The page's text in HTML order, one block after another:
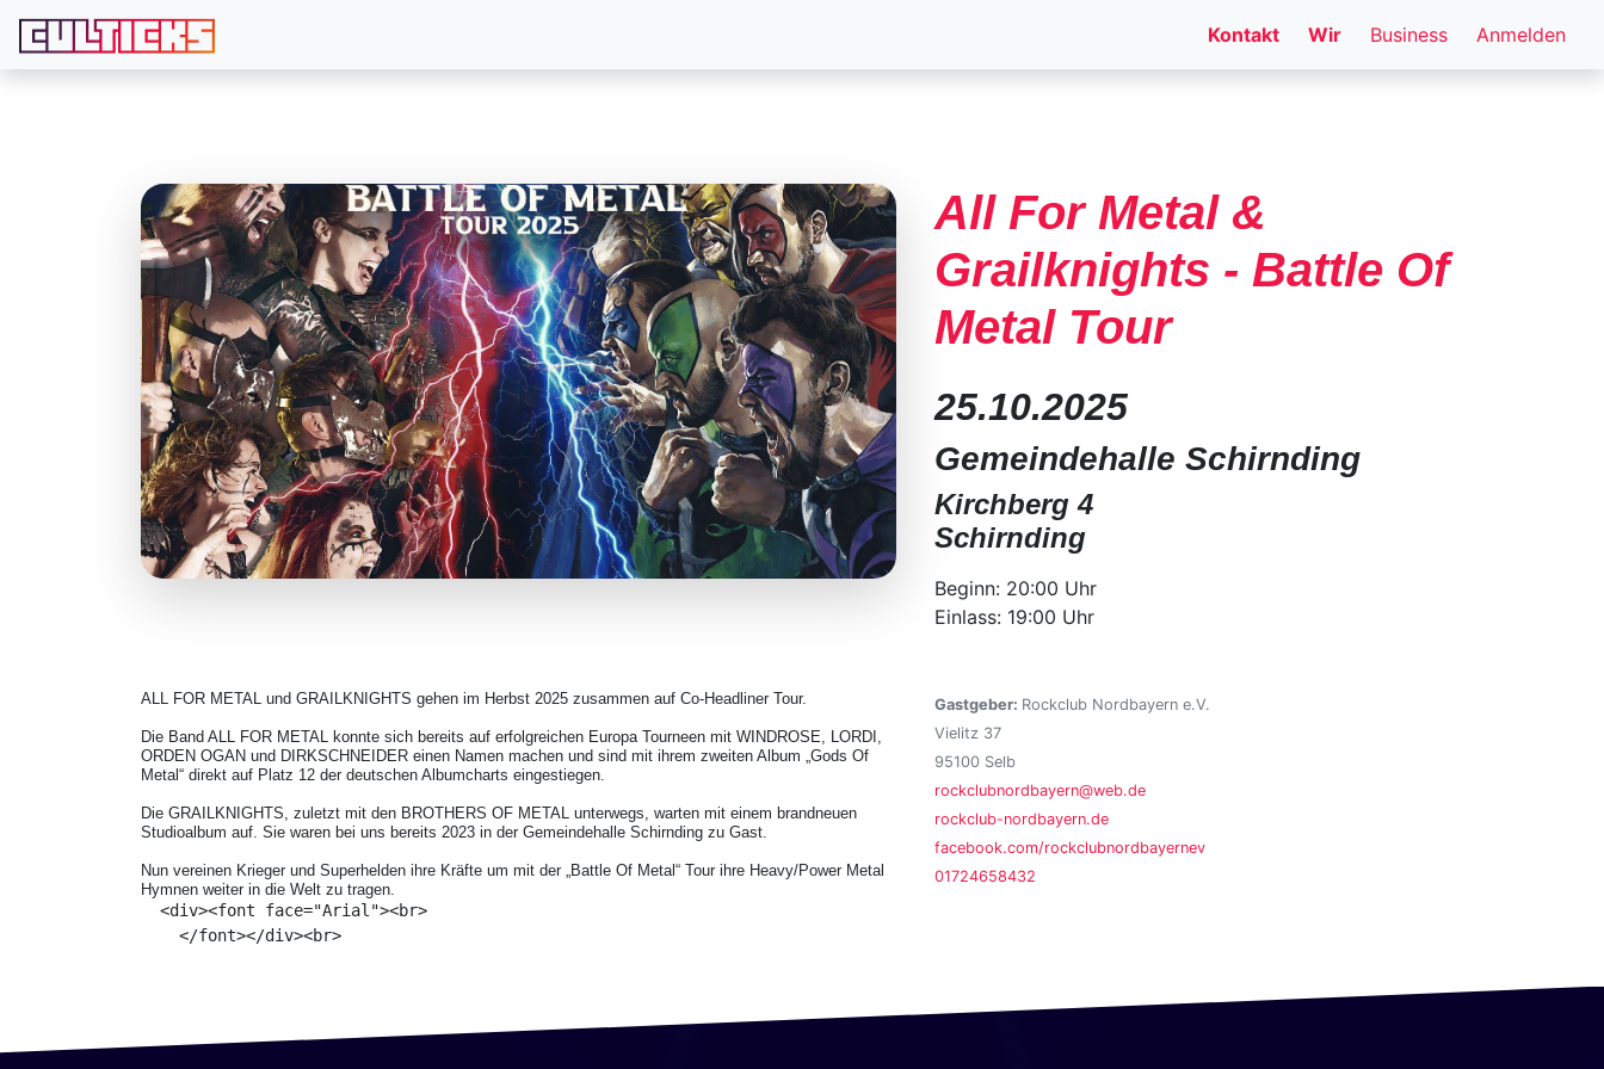
Kontakt Wir Business Anmelden
All For Metal &
Grailknights - Battle Of
Metal Tour
25.10.2025
Gemeindehalle Schirnding
Kirchberg 4
Schirnding
Beginn: 20:00 Uhr
Einlass: 19:00 Uhr
ALL FOR METAL und GRAILKNIGHTS gehen im Herbst 2025 zusammen auf Co-Headliner Tour.
Die Band ALL FOR METAL konnte sich bereits auf erfolgreichen Europa Tourneen mit WINDROSE, LORDI,
ORDEN OGAN und DIRKSCHNEIDER einen Namen machen und sind mit ihrem zweiten Album „Gods Of
Metal“ direkt auf Platz 12 der deutschen Albumcharts eingestiegen.
Die GRAILKNIGHTS, zuletzt mit den BROTHERS OF METAL unterwegs, warten mit einem brandneuen
Studioalbum auf. Sie waren bei uns bereits 2023 in der Gemeindehalle Schirnding zu Gast.
Nun vereinen Krieger und Superhelden ihre Kräfte um mit der „Battle Of Metal“ Tour ihre Heavy/Power Metal
Hymnen weiter in die Welt zu tragen.
  <div><font face="Arial"><br>
    </font></div><br>
Gastgeber: Rockclub Nordbayern e.V.
Vielitz 37
95100 Selb
rockclubnordbayern@web.de
rockclub-nordbayern.de
facebook.com/rockclubnordbayernev
01724658432